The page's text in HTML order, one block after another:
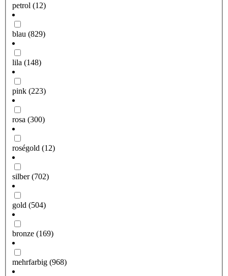
petrol (12)
blau (829)
lila (148)
pink (223)
rosa (300)
roségold (12)
silber(702)
gold (504)
bronze (169)
mehrfarbig (968)